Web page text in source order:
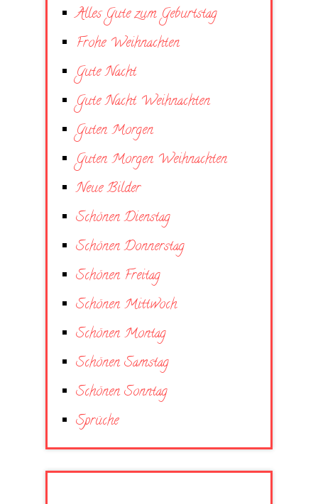
Alles Gute zum Geburtstag
Frohe Weihnachten
Gute Nacht
Gute Nacht Weihnachten
Guten Morgen
Guten Morgen Weihnachten
Neue Bilder
Schönen Dienstag
Schönen Donnerstag
Schönen Freitag
Schönen Mittwoch
Schönen Montag
Schönen Samstag
Schönen Sonntag
Sprüche